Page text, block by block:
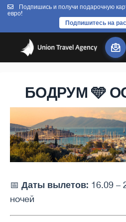
Подпишись и получи подарочную
евро!
Подпишитесь на
БОДРУМ 🩵
📅 Даты вылетов: 16.09 –
ночей